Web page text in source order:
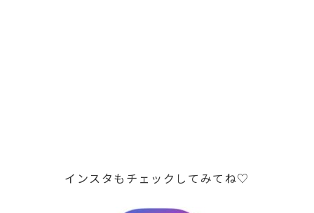
インスタもチェックしてみてね♡